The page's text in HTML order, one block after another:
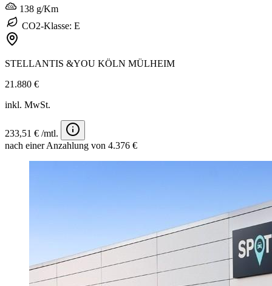
138 g/Km
CO2-Klasse: E
STELLANTIS &YOU KÖLN MÜLHEIM
21.880 €
inkl. MwSt.
233,51 € /mtl.
nach einer Anzahlung von 4.376 €